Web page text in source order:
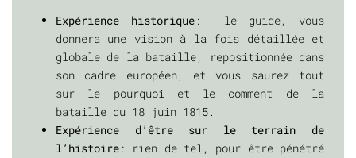
Expérience historique: le guide, vous
donnera une vision à la fois détaillée et
globale de la bataille, repositionnée dans
son cadre européen, et vous saurez tout
sur le pourquoi et le comment de la
bataille du 18 juin 1815.
Expérience d’être sur le terrain de
l’histoire : rien de tel, pour être pénétré